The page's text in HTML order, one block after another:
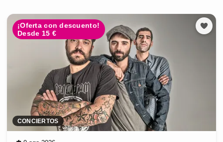
¡Oferta con descuento!
Desde 15 €
CONCIERTOS